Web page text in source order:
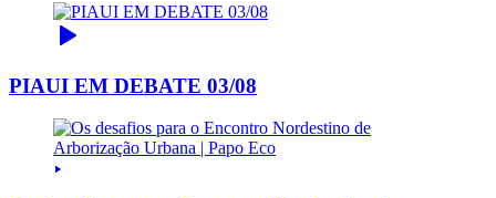
PIAUI EM DEBATE 03/08